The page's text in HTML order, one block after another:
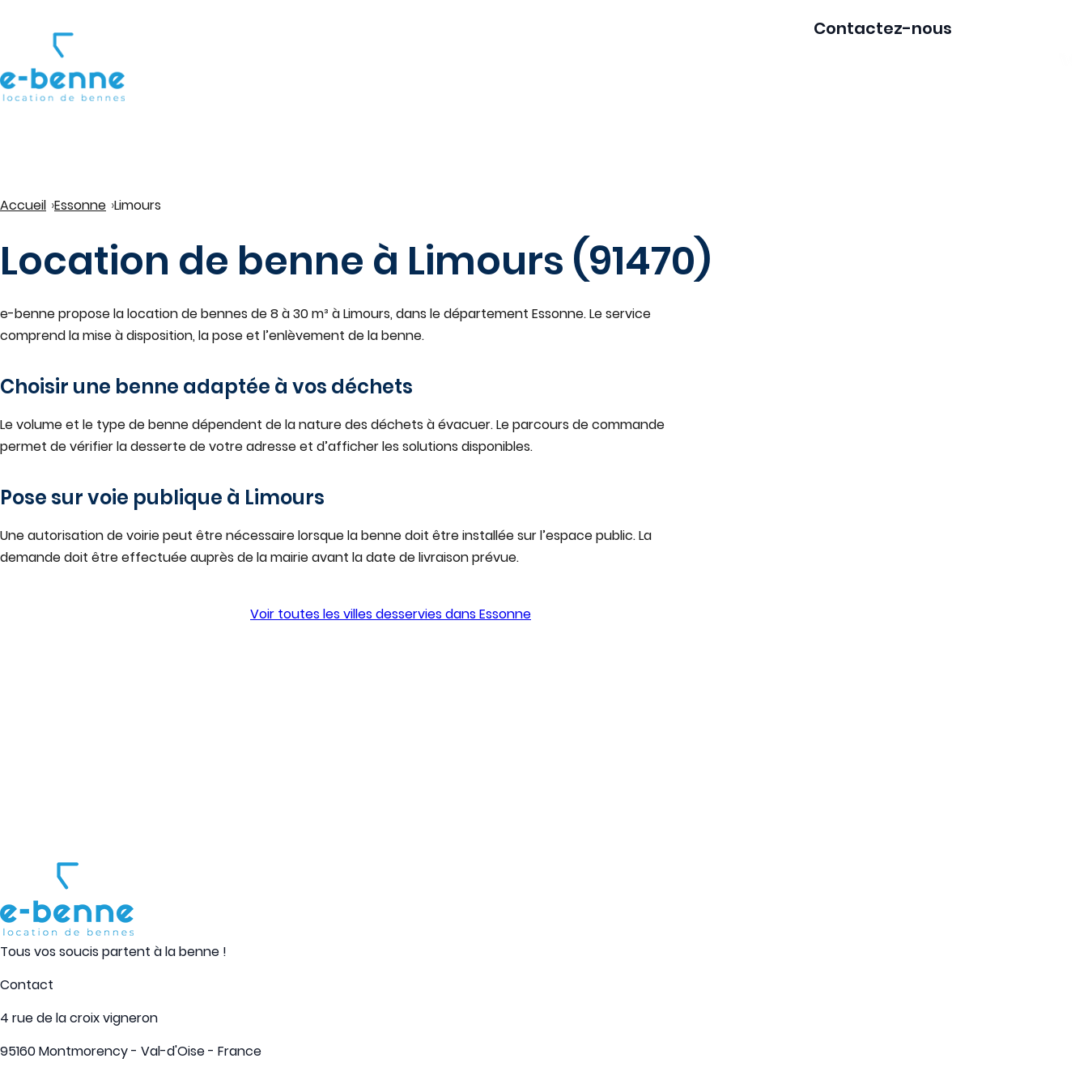
Contactez-nous
Accueil Essonne Limours
Location de benne à Limours (91470)
e-benne propose la location de bennes de 8 à 30 m³ àLimours, dans le département Essonne. Le service
comprend la mise à disposition, la pose et l’enlèvement de la benne.
Choisir une benne adaptée à vos déchets
Le volume et le type de benne dépendent de la nature des déchets à évacuer. Le parcours de commande
permet de vérifier la desserte de votre adresse et d’afficher les solutions disponibles.
Pose sur voie publique à Limours
Une autorisation de voirie peut être nécessaire lorsque la benne doit être installée sur l’espace public. La
demande doit être effectuée auprès de la mairie avant la date de livraison prévue.
Voir toutes les villes desservies dansEssonne
Tous vos soucis partent à la benne !
Contact
4 rue de la croix vigneron
95160 Montmorency - Val-d'Oise - France